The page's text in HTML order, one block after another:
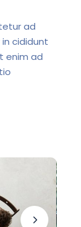
ad
cididunt
enim ad